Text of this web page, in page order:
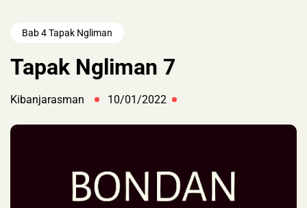
Bab 4 Tapak Ngliman
Tapak Ngliman 7
Kibanjarasman 10/01/2022